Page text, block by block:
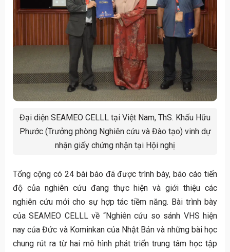
Đại diện SEAMEO CELLL tại Việt Nam, ThS. Khấu Hữu
Phước (Trưởng phòng Nghiên cứu và Đào tạo) vinh dự
nhận giấy chứng nhận tại Hội nghị
Tổng cộng có 24 bài báo đã được trình bày, báo cáo tiến
độ của nghiên cứu đang thực hiện và giới thiệu các
nghiên cứu mới cho sự hợp tác tiềm năng. Bài trình bày
của SEAMEO CELLL về “Nghiên cứu so sánh VHS hiện
nay của Đức và Kominkan của Nhật Bản và những bài học
chung rút ra từ hai mô hình phát triển trung tâm học tập